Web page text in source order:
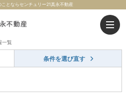
とならセンチュリー21真永不動産
一覧
条件を選び直す